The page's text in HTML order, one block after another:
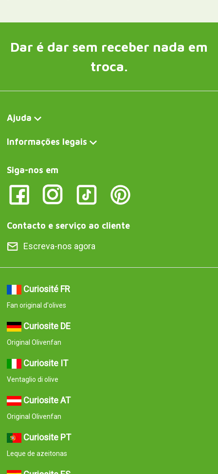
Dar é dar sem receber nada em
troca.
Ajuda
Informações legais
Siga-nos em
Contacto e serviço ao cliente
Escreva-nos agora
Curiosité FR
Fan original d'olives
Curiosite DE
Original Olivenfan
Curiosite IT
Ventaglio di olive
Curiosite AT
Original Olivenfan
Curiosite PT
Leque de azeitonas